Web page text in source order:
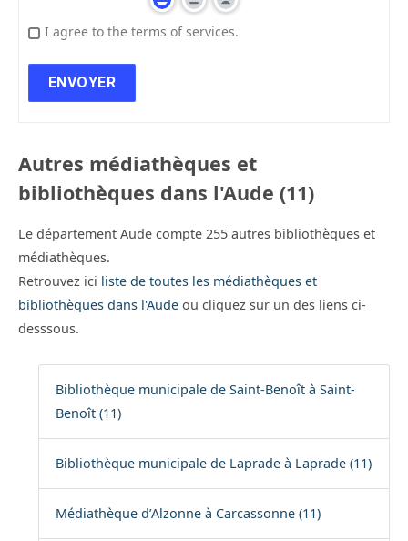
I agree to the terms of services.
Autres médiathèques et
bibliothèques dans l'Aude (11)
Le département Aude compte 255 autres bibliothèques et
médiathèques.
Retrouvez ici liste de toutes les médiathèques et
bibliothèques dans l'Aude ou cliquez sur un des liens ci-
desssous.
Bibliothèque municipale de Saint-Benoît à Saint-
Benoît (11)
Bibliothèque municipale de Laprade à Laprade (11)
Médiathèque d’Alzonne à Carcassonne (11)